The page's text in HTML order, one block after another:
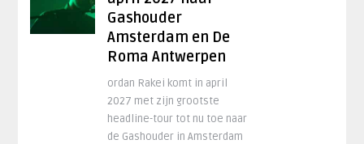
Gashouder
Amsterdam en De
Roma Antwerpen
ordan Rakei komt in april
2027 met zijn grootste
headline-tour tot nu toe naar
de Gashouder in Amsterdam